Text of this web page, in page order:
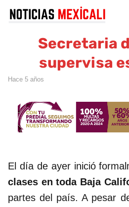
Secretaria
supervisa
hace 5 años
El día de ayer inició
clases en toda Baja
partes del país. A pesar